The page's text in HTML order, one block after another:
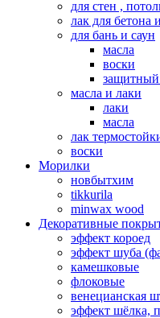
для стен ,
лак для бетона
для бань и саун
масла
воски
защитный
масла и лаки
лаки
масла
лак
воски
Морилки
новбытхим
tikkurila
minwax wood
Декоративные
эффект короед
эффект шуба
камешковые
флоковые
венецианская
эффект шёлка,